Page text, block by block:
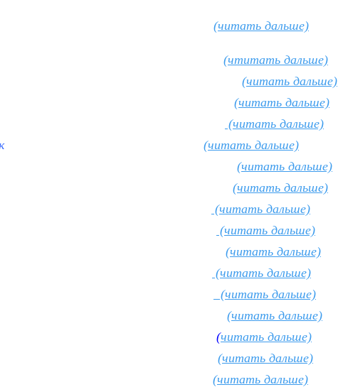
(читать дальше)
Яковлевич (чтитать дальше)
Нилович (читать дальше)
Алексеевич (читать дальше)
Николаевич
(читать дальше)
(читать дальше)
Иванович (читать дальше)
Сергеевна (читать дальше)
(инокиня)
(читать дальше)
Григорьевна
(читать дальше)
Иванович (читать дальше)
Григорьевич
(читать дальше)
(читать дальше)
Филипович (читать дальше)
Трофимович (читать дальше)
Варламовна
(читать дальше)
Фоминична (читать дальше)